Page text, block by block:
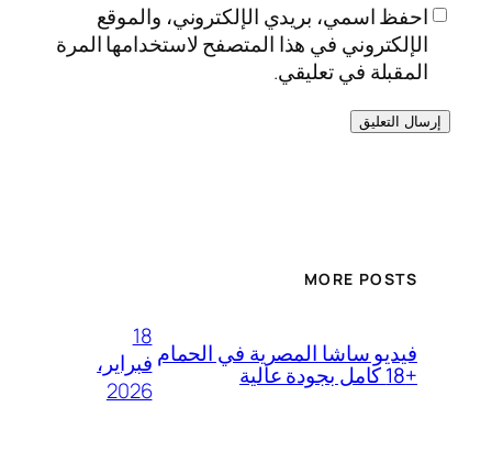
احفظ اسمي، بريدي الإلكتروني، والموقع
الإلكتروني في هذا المتصفح لاستخدامها المرة
المقبلة في تعليقي.
MORE POSTS
فيديو ساشا المصرية في الحمام
+18 كامل بجودة عالية
18
فبراير،
2026